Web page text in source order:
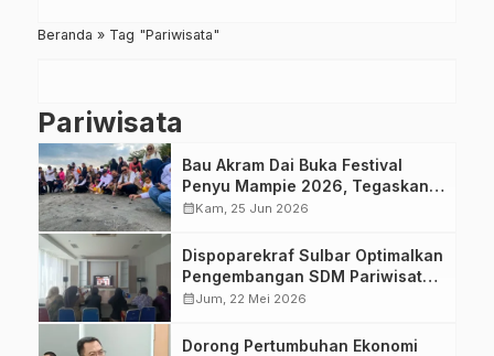
Beranda » Tag "Pariwisata"
Pariwisata
Bau Akram Dai Buka Festival
Penyu Mampie 2026, Tegaskan
Sinergi Pariwisata Berkelanjutan
calendar_monthKam, 25 Jun 2026
Dispoparekraf Sulbar Optimalkan
Pengembangan SDM Pariwisata
Berbasis Digital
calendar_monthJum, 22 Mei 2026
Dorong Pertumbuhan Ekonomi